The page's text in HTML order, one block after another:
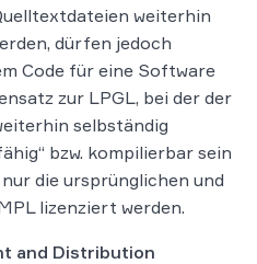
weiterhin
dürfen jedoch
Code für eine Software
zur LPGL, bei der der
selbständig
bzw. kompilierbar sein
die ursprünglichen und
lizenziert werden.
and Distribution